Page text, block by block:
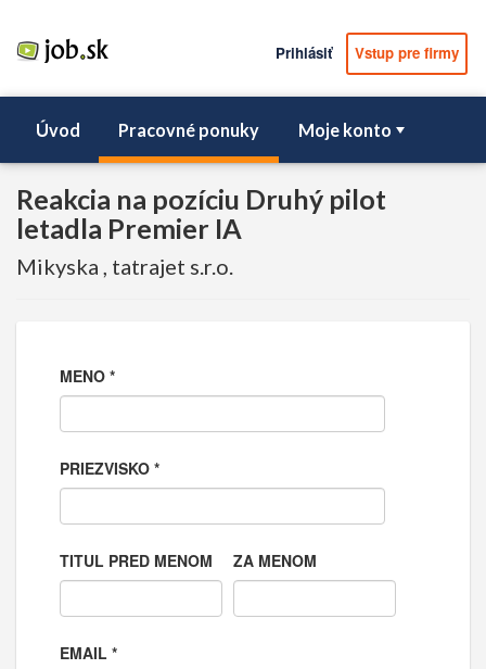
Prihlásiť Vstup pre firmy
Úvod Pracovné ponuky Moje konto
Reakcia na pozíciu Druhý pilot
letadla Premier IA
Mikyska , tatrajet s.r.o.
MENO *
PRIEZVISKO *
TITUL PRED MENOM ZA MENOM
EMAIL *